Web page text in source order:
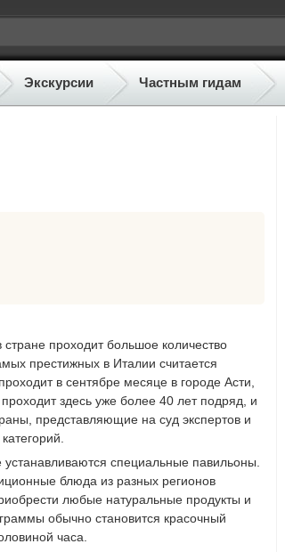
Экскурсии Частным гидам
проходит большое количество
престижных в Италии считается
в сентябре месяце в городе Асти,
здесь уже более 40 лет подряд, и
представляющие на суд экспертов и
специальные павильоны.
блюда из разных регионов
любые натуральные продукты и
обычно становится красочный
часа.